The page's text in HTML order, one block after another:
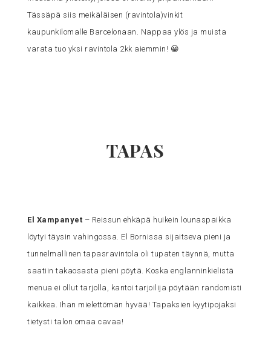
Tässäpä siis meikäläisen (ravintola)vinkit
kaupunkilomalle Barcelonaan. Nappaa ylös ja muista
varata tuo yksi ravintola 2kk aiemmin! 😀
TAPAS
El Xampanyet – Reissun ehkäpä huikein lounaspaikka
löytyi täysin vahingossa. El Bornissa sijaitseva pieni ja
tunnelmallinen tapasravintola oli tupaten täynnä, mutta
saatiin takaosasta pieni pöytä. Koska englanninkielistä
menua ei ollut tarjolla, kantoi tarjoilija pöytään randomisti
kaikkea. Ihan mielettömän hyvää! Tapaksien kyytipojaksi
tietysti talon omaa cavaa!